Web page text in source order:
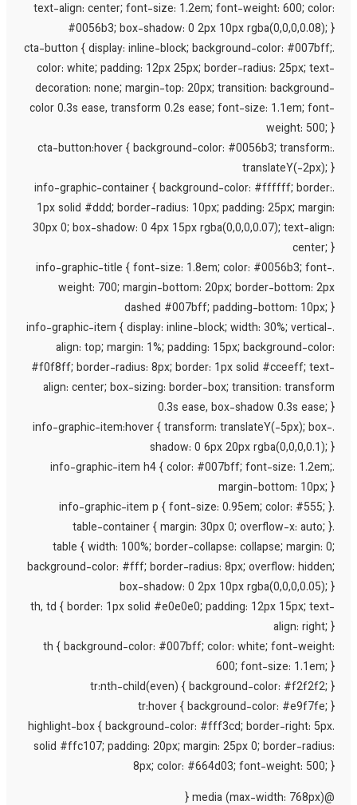
text-align: center; font-size: 1.2em; font-weight: 600;
#0056b3; box-shadow: 0 2px 10px rgba(0,0,0,0.08);
.cta-button { display: inline-block; background-color: #007bff;
color: white; padding: 12px 25px; border-radius: 25px;
decoration: none; margin-top: 20px; transition:
color 0.3s ease, transform 0.2s ease; font-size: 1.1em;
weight: 500;
.cta-button:hover { background-color: #0056b3; transform:
translateY(-2px);
.info-graphic-container { background-color: #ffffff; border:
1px solid #ddd; border-radius: 10px; padding: 25px;
30px 0; box-shadow: 0 4px 15px rgba(0,0,0,0.07); text-
center;
.info-graphic-title { font-size: 1.8em; color: #0056b3; font-
weight: 700; margin-bottom: 20px; border-bottom:
dashed #007bff; padding-bottom: 10px;
.info-graphic-item { display: inline-block; width: 30%; vertical-
align: top; margin: 1%; padding: 15px; background-
#f0f8ff; border-radius: 8px; border: 1px solid #cceeff;
align: center; box-sizing: border-box; transition:
0.3s ease, box-shadow 0.3s ease;
.info-graphic-item:hover { transform: translateY(-5px); box-
shadow: 0 6px 20px rgba(0,0,0,0.1);
.info-graphic-item h4 { color: #007bff; font-size: 1.2em;
margin-bottom: 10px;
table { width: 100%; border-collapse: collapse; margin:
background-color: #fff; border-radius: 8px; overflow:
box-shadow: 0 2px 10px rgba(0,0,0,0.05);
th, td { border: 1px solid #e0e0e0; padding: 12px 15px;
align: right;
th { background-color: #007bff; color: white; font-
600; font-size: 1.1em;
tr:nth-child(even) { background-color: #f2f2f2;
tr:hover { background-color: #e9f7fe;
.highlight-box { background-color: #fff3cd; border-right: 5px
solid #ffc107; padding: 20px; margin: 25px 0; border-
8px; color: #664d03; font-weight: 500;